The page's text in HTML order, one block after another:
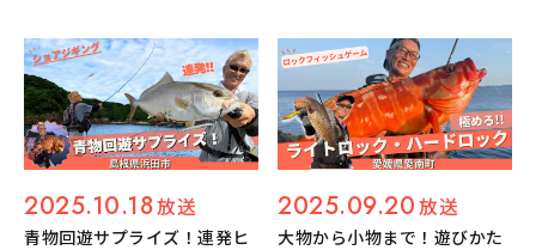
2025.10.18放送
青物回遊サプライズ！連発ヒ
2025.09.20放送
大物から小物まで！遊びかた